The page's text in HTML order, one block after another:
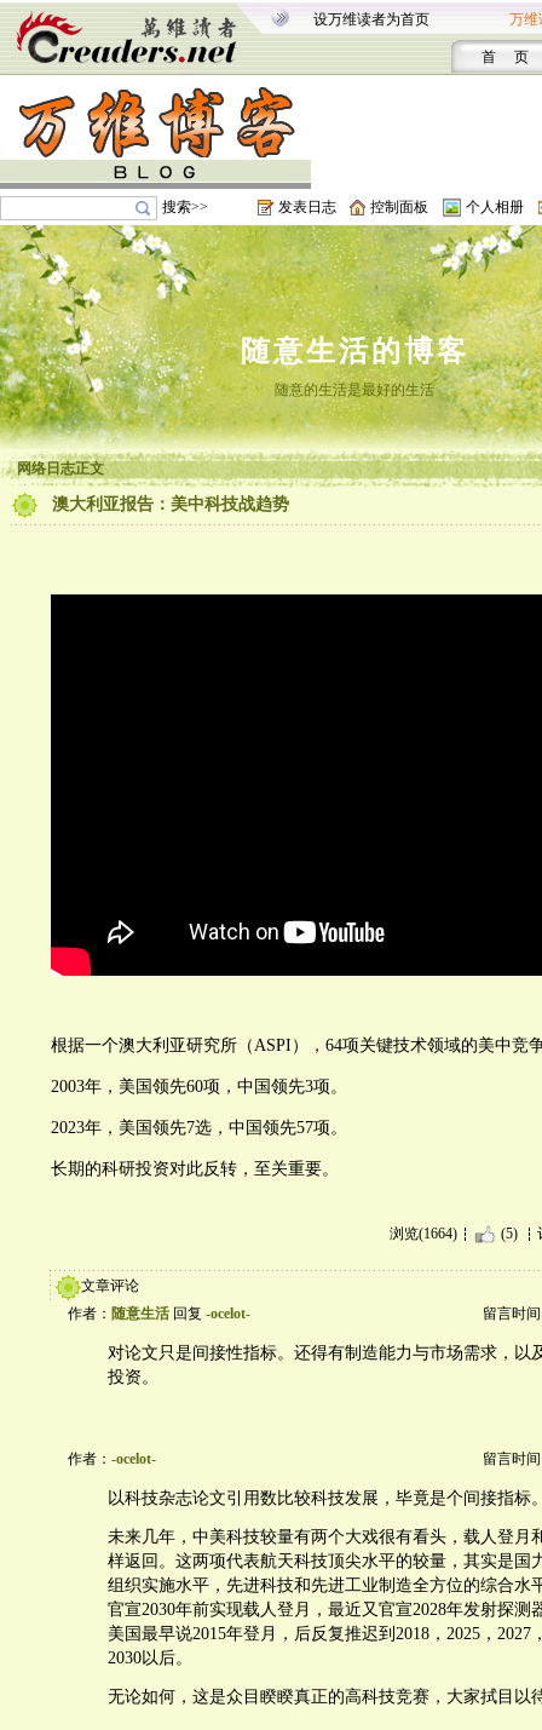
设万维读者为首页 万维
首 页
搜索>> 发表日志 控制面板 个人相册
随意生活的博客
随意的生活是最好的生活
网络日志正文
澳大利亚报告：美中科技战趋势
根据一个澳大利亚研究所（ASPI），64项关键技术领域的美中竞
2003年，美国领先60项，中国领先3项。
2023年，美国领先7选，中国领先57项。
长期的科研投资对此反转，至关重要。
浏览(1664) (5)
文章评论
作者： 随意生活 回复 -ocelot- 留言时间
对论文只是间接性指标。还得有制造能力与市场需求，以
投资。
作者： -ocelot- 留言时间
以科技杂志论文引用数比较科技发展，毕竟是个间接指标
未来几年，中美科技较量有两个大戏很有看头，载人登月
样返回。这两项代表航天科技顶尖水平的较量，其实是国
组织实施水平，先进科技和先进工业制造全方位的综合水
官宣2030年前实现载人登月，最近又官宣2028年发射探测
美国最早说2015年登月，后反复推迟到2018，2025，2027
2030以后。
无论如何，这是众目睽睽真正的高科技竞赛，大家拭目以